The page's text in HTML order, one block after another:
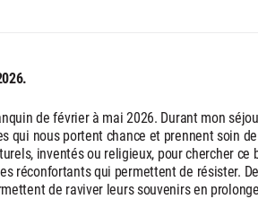
de février à mai 2026. Durant mon
qui nous portent chance et prennent soin
inventés ou religieux, pour chercher ce
réconfortants qui permettent de résister.
de raviver leurs souvenirs en